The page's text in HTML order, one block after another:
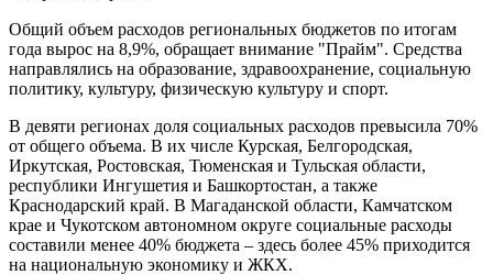
Общий объем расходов региональных бюджетов по итогам
года вырос на 8,9%, обращает внимание "Прайм". Средства
направлялись на образование, здравоохранение, социальную
политику, культуру, физическую культуру и спорт.
В девяти регионах доля социальных расходов превысила 70%
от общего объема. В их числе Курская, Белгородская,
Иркутская, Ростовская, Тюменская и Тульская области,
республики Ингушетия и Башкортостан, а также
Краснодарский край. В Магаданской области, Камчатском
крае и Чукотском автономном округе социальные расходы
составили менее 40% бюджета – здесь более 45% приходится
на национальную экономику и ЖКХ.